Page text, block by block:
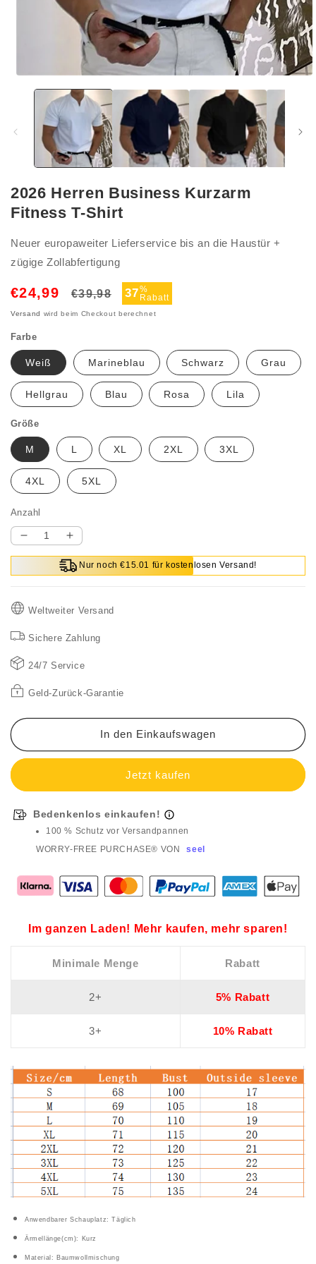
2026 Herren Business Kurzarm
Fitness T-Shirt
Neuer europaweiter Lieferservice bis an die Haustür +
zügige Zollabfertigung
€24,99
Normaler
€39,98 Verkaufspreis
37%
Rabatt
Versand wird beim Checkout berechnet
Farbe
Weiß Marineblau Schwarz Grau
Hellgrau Blau Rosa Lila
Größe
M L XL 2XL 3XL
4XL 5XL
Anzahl
Verringere
die
Menge
2026
Herren
Business
Kurzarm
Fitness
Shirt
Erhöhe
die
Menge
Herren
Kurzarm
Fitness
Shirt
Nur noch €15.01 für kostenlosen Versand!
Weltweiter Versand
Sichere Zahlung
24/7 Service
Geld-Zurück-Garantie
In den Einkaufswagen
Bedenkenlos einkaufen!
100 % Schutz vor Versandpannen
WORRY-FREE PURCHASE® VON
seel
Im ganzen Laden! Mehr kaufen, mehr sparen!
Minimale Menge Rabatt
2+ 5% Rabatt
3+ 10% Rabatt
Anwendbarer Schauplatz: Täglich
Ärmellänge(cm): Kurz
Material: Baumwollmischung